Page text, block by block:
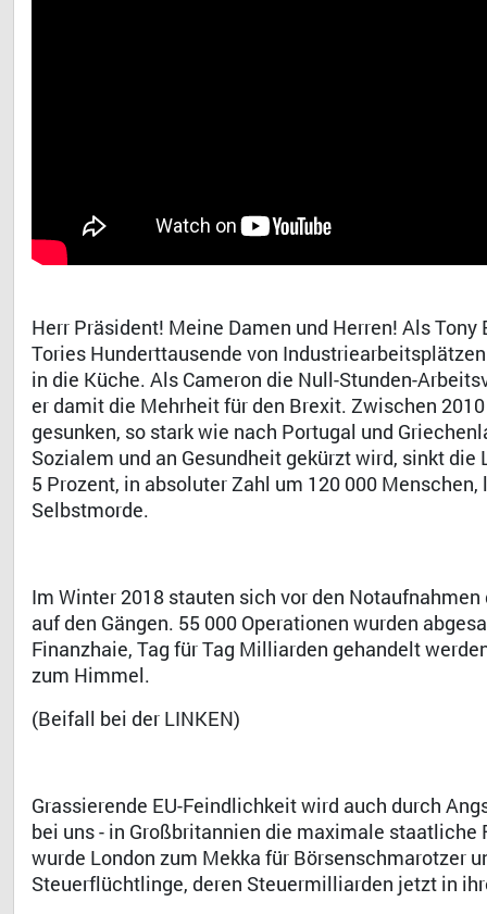
Herr Präsident! Meine Damen und Herren! Als
Tories Hunderttausende von
in die Küche. Als Cameron die Null-Stunden-
er damit die Mehrheit für den Brexit. Zwischen
gesunken, so stark wie nach Portugal und
Sozialem und an Gesundheit gekürzt wird, sinkt
5 Prozent, in absoluter Zahl um 120 000
Selbstmorde.
Im Winter 2018 stauten sich vor den
auf den Gängen. 55 000 Operationen wurden
Finanzhaie, Tag für Tag Milliarden gehandelt
zum Himmel.
(Beifall bei der LINKEN)
Grassierende EU-Feindlichkeit wird auch durch
bei uns - in Großbritannien die maximale
wurde London zum Mekka für Börsenschmarotzer
Steuerflüchtlinge, deren Steuermilliarden jetzt in